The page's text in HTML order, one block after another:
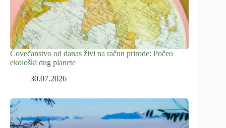
Čovečanstvo od danas živi na račun prirode: Počeo
ekološki dug planete
30.07.2026